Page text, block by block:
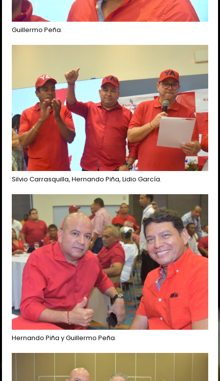
Guillermo Peña.
Silvio Carrasquilla, Hernando Piña, Lidio García.
Hernando Piña y Guillermo Peña.